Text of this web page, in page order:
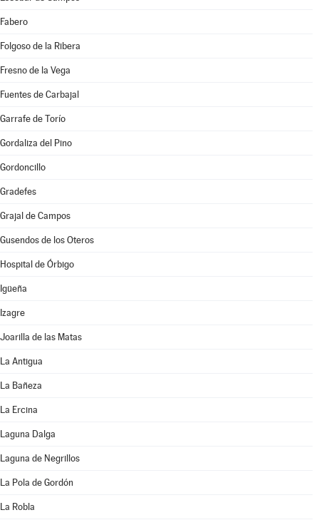
Fabero
Folgoso de la Ribera
Fresno de la Vega
Fuentes de Carbajal
Garrafe de Torío
Gordaliza del Pino
Gordoncillo
Gradefes
Grajal de Campos
Gusendos de los Oteros
Hospital de Órbigo
Igüeña
Izagre
Joarilla de las Matas
La Antigua
La Bañeza
La Ercina
Laguna Dalga
Laguna de Negrillos
La Pola de Gordón
La Robla